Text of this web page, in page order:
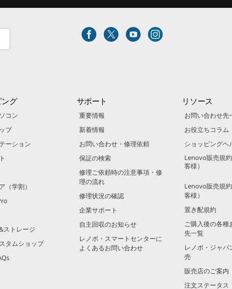
グ
コン
プ
ーション
（学割）
ストレージ
タムショップ
サポート
重要情報
新着情報
お問い合わせ・修理依頼
保証の検索
修理ご依頼時の注意事項・修
理の流れ
修理状況の確認
企業サポート
自主回収のお知らせ
レノボ・スマートセンターに
よくあるお問い合わせ
リソース
お問い合わせ先
お役立ちコラム
ショッピングヘ
Lenovo販売規
客様）
Lenovo販売規
客様）
置き配規約
ご購入後の各種
先一覧
レノボ・ジャパ
売
販売店のご案内
注文ステータス